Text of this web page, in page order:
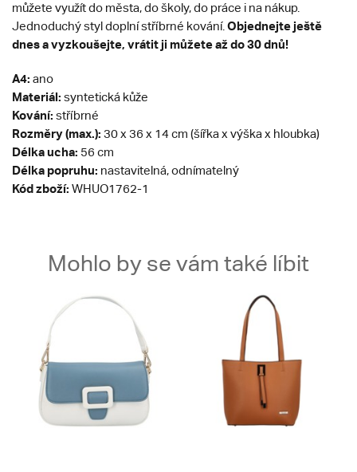
můžete využít do města, do školy, do práce i na nákup.
Jednoduchý styl doplní stříbrné kování. Objednejte ještě
dnes a vyzkoušejte, vrátit ji můžete až do 30 dnů!
A4: ano
Materiál: syntetická kůže
Kování: stříbrné
Rozměry (max.): 30 x 36 x 14 cm (šířka x výška x hloubka)
Délka ucha: 56 cm
Délka popruhu: nastavitelná, odnímatelný
Kód zboží: WHUO1762-1
Mohlo by se vám také líbit